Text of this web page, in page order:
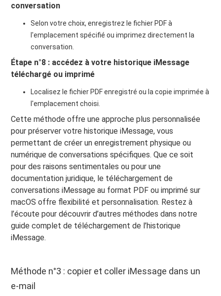
conversation
Selon votre choix, enregistrez le fichier PDF à
l'emplacement spécifié ou imprimez directement la
conversation.
Étape n°8 : accédez à votre historique iMessage
téléchargé ou imprimé
Localisez le fichier PDF enregistré ou la copie imprimée à
l'emplacement choisi.
Cette méthode offre une approche plus personnalisée
pour préserver votre historique iMessage, vous
permettant de créer un enregistrement physique ou
numérique de conversations spécifiques. Que ce soit
pour des raisons sentimentales ou pour une
documentation juridique, le téléchargement de
conversations iMessage au format PDF ou imprimé sur
macOS offre flexibilité et personnalisation. Restez à
l’écoute pour découvrir d’autres méthodes dans notre
guide complet de téléchargement de l’historique
iMessage.
Méthode n°3 : copier et coller iMessage dans un
e-mail